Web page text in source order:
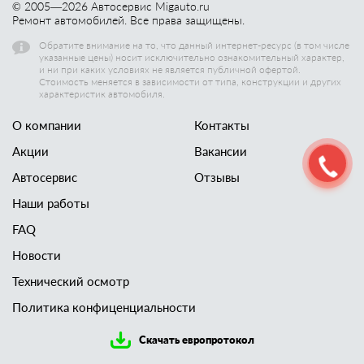
© 2005—2026 Автосервис Migauto.ru
Ремонт автомобилей. Все права защищены.
Обратите внимание на то, что данный интернет-ресурс (в том числе
указанные цены) носит исключительно ознакомительный характер,
и ни при каких условиях не является публичной офертой.
Стоимость меняется в зависимости от типа, конструкции и других
характеристик автомобиля.
О компании
Акции
Автосервис
Наши работы
Контакты
Вакансии
Отзывы
FAQ
Новости
Технический осмотр
Политика конфиценциальности
Скачать европротокол